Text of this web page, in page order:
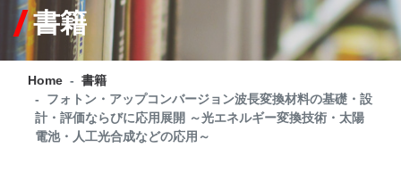
SERVICE
COMPANY
Q&A
SITE MAP
書籍
Home
書籍
フォトン・アップコンバージョン波長変換材料の基礎・設
計・評価ならびに応用展開 ～光エネルギー変換技術・太陽
電池・人工光合成などの応用～